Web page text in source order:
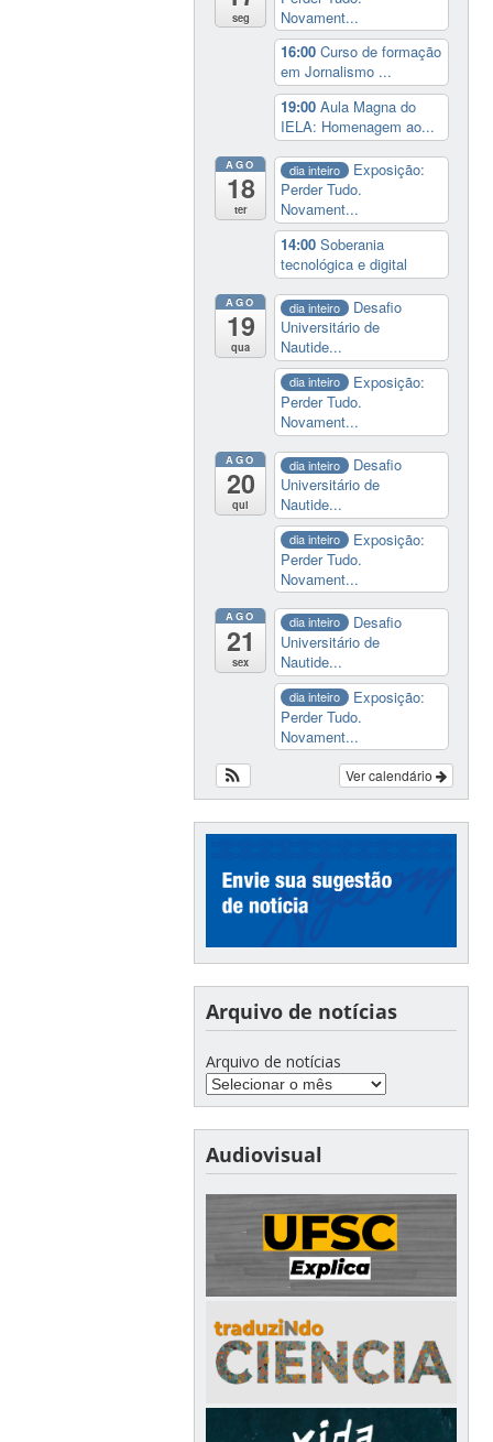
seg
Novament...
16:00Curso de formação
em Jornalismo ...
19:00Aula Magna do
IELA: Homenagem ao...
AGO
18
ter
dia inteiro
Exposição:
Perder Tudo.
Novament...
14:00Soberania
tecnológica e digital
AGO
19
qua
dia inteiro
Desafio
Universitário de
Nautide...
dia inteiro
Exposição:
Perder Tudo.
Novament...
AGO
20
qui
dia inteiro
Desafio
Universitário de
Nautide...
dia inteiro
Exposição:
Perder Tudo.
Novament...
AGO
21
sex
dia inteiro
Desafio
Universitário de
Nautide...
dia inteiro
Exposição:
Perder Tudo.
Novament...
Ver calendário
Arquivo de notícias
Arquivo de notícias
Audiovisual